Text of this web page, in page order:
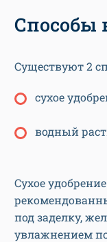
Способы
Существуют 2
сухое
водный
Сухое
под заделку,
увлажнением